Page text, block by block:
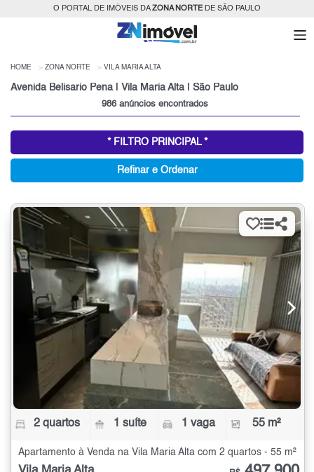
O PORTAL DE IMÓVEIS DAZONA NORTEDE SÃO PAULO
HOME ZONA NORTE VILA MARIA ALTA
Avenida Belisario Pena | Vila Maria Alta | São Paulo
986 anúncios encontrados
* FILTRO PRINCIPAL *
Refinar e Ordenar
2 quartos 1 suíte 1 vaga 55 m²
Apartamento à Venda na Vila Maria Alta com 2 quartos - 55 m²